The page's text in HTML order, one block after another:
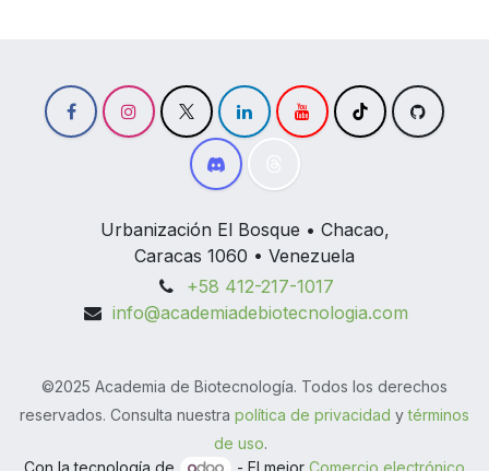
Urbanización El Bosque • Chacao,
Caracas 1060 • Venezuela
+58 412-217-1017
info@academiadebiotecnologia.com
©2025 Academia de Biotecnología. Todos los derechos
reservados. Consulta nuestra política de privacidad ytérminos
de uso.
Con la tecnología de
- El mejor Comercio electrónico